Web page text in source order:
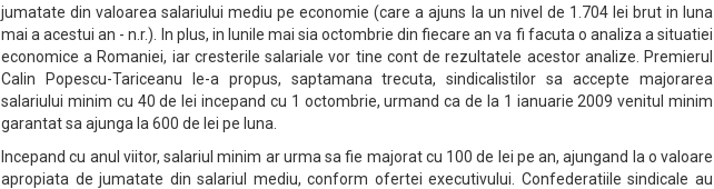
jumatate din valoarea salariului mediu pe economie (care a ajuns la un nivel de 1.704 lei brut in luna
mai a acestui an - n.r.). In plus, in lunile mai sia octombrie din fiecare an va fi facuta o analiza a situatiei
economice a Romaniei, iar cresterile salariale vor tine cont de rezultatele acestor analize. Premierul
Calin Popescu-Tariceanu le-a propus, saptamana trecuta, sindicalistilor sa accepte majorarea
salariului minim cu 40 de lei incepand cu 1 octombrie, urmand ca de la 1 ianuarie 2009 venitul minim
garantat sa ajunga la 600 de lei pe luna.
Incepand cu anul viitor, salariul minim ar urma sa fie majorat cu 100 de lei pe an, ajungand la o valoare
apropiata de jumatate din salariul mediu, conform ofertei executivului. Confederatiile sindicale au